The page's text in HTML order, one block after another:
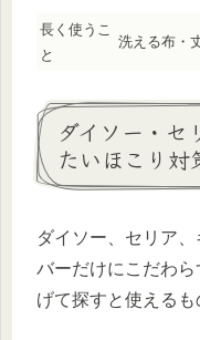
長く使うこ
と
洗える布・
ダイソー・セ
たいほこり対
ダイソー、セリア
バーだけにこだわ
げて探すと使えるも